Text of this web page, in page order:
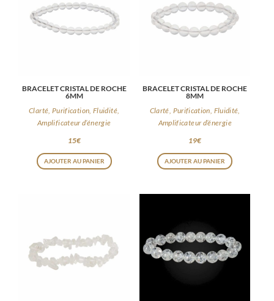
BRACELET CRISTAL DE ROCHE
6MM
Clarté, Purification, Fluidité,
Amplificateur d’énergie
15€
AJOUTER AU PANIER
BRACELET CRISTAL DE ROCHE
8MM
Clarté, Purification, Fluidité,
Amplificateur d’énergie
19€
AJOUTER AU PANIER